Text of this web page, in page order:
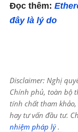
Đọc thêm:
đây là lý do
Disclaimer: Nghị
Chính phủ, toàn bộ
tính chất tham
hay tư vấn đầu tư.
nhiệm pháp lý.